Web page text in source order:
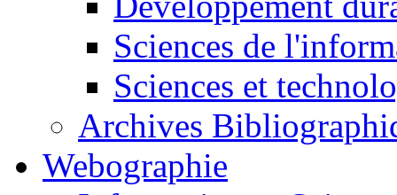
Sciences de
Sciences et
Archives
Webographie